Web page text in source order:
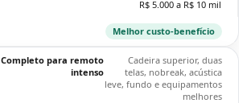
R$ 5.000 a R$ 10 mil
Melhor custo-benefício
Completo para remoto
intenso
Cadeira superior, duas
telas, nobreak, acústica
leve, fundo e equipamentos
melhores